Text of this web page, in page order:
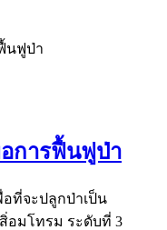
นฟูป่า
การฟื้นฟูป่า
ที่จะปลูกป่าเป็น
มโทรม ระดับที่ 3